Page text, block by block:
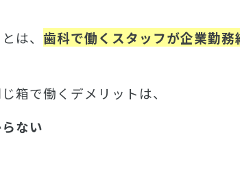
は、歯科で働くスタッフが企業勤
箱で働くデメリットは、
ない